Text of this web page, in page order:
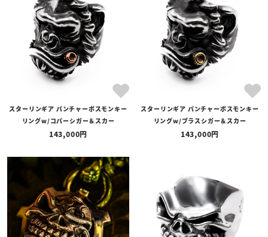
スターリンギア パンチャーボスモンキー
リングw/コパーシガー＆スカー
143,000
スターリンギア パンチャーボスモンキー
リングw/ブラスシガー＆スカー
143,000